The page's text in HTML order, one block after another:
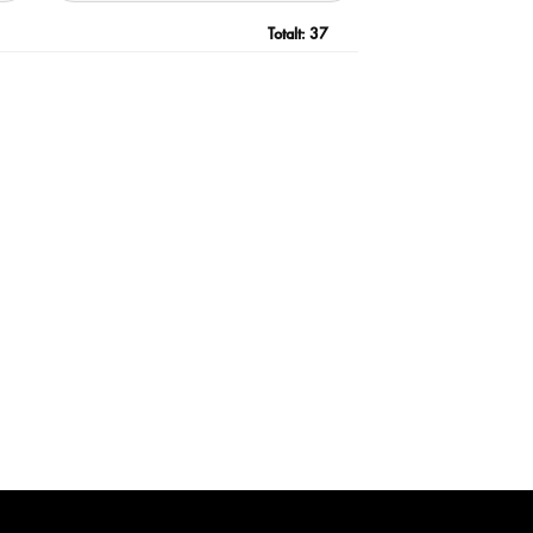
Totalt: 37